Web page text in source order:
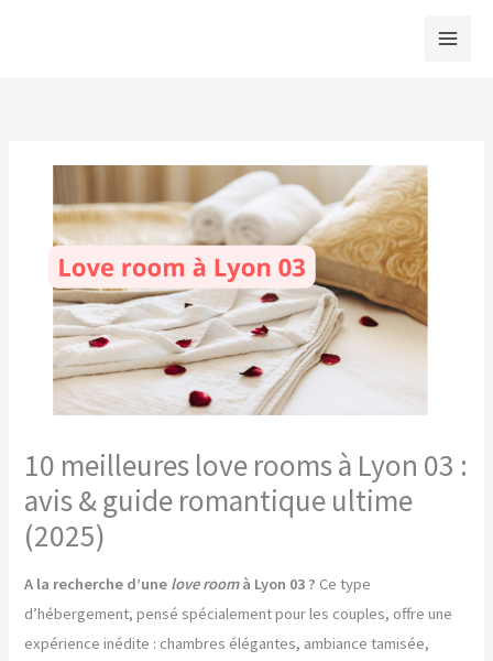
10 meilleures love rooms à Lyon 03 :
avis & guide romantique ultime
(2025)
A la recherche d’une love roomà Lyon 03 ? Ce type
d’hébergement, pensé spécialement pour les couples, offre une
expérience inédite : chambres élégantes, ambiance tamisée,